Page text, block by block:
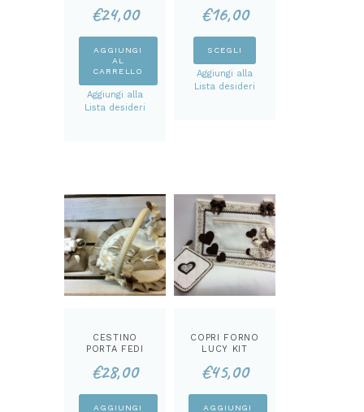
€24,00
AGGIUNGI
AL
CARRELLO
Aggiungi alla
Lista desideri
TEMPERATURA
€16,00
SCEGLI
scelte
nella
pagina
del
Aggiungi alla
Lista desideri
CESTINO
PORTA FEDI
€28,00
AGGIUNGI
COPRI FORNO
LUCY KIT
€45,00
AGGIUNGI